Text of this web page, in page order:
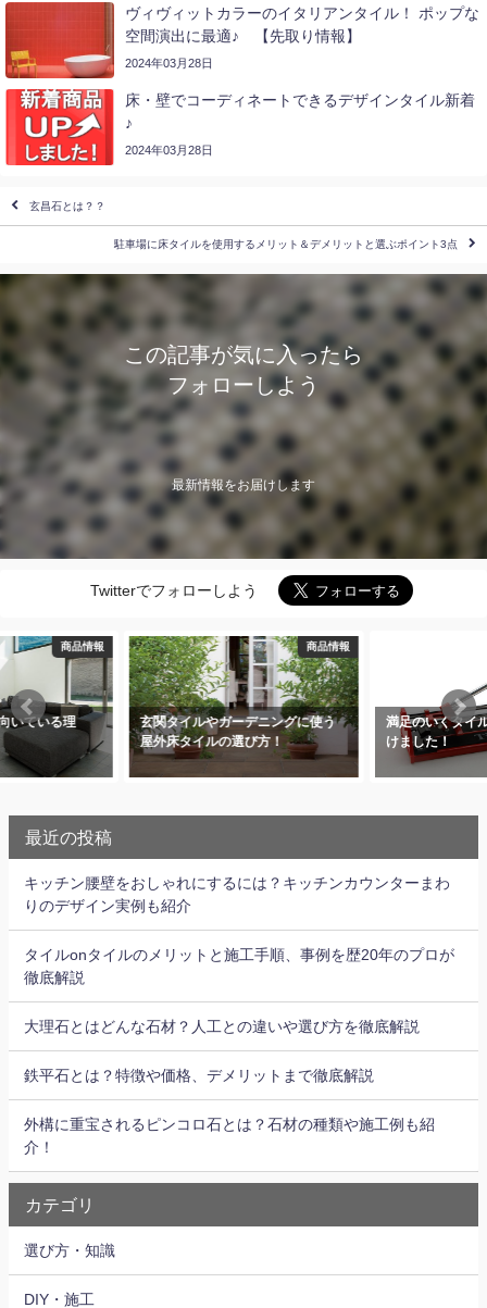
ヴィヴィットカラーのイタリアンタイル！ ポップな
空間演出に最適♪ 【先取り情報】
2024年03月28日
床・壁でコーディネートできるデザインタイル新着
♪
2024年03月28日
玄昌石とは？？
駐車場に床タイルを使用するメリット＆デメリットと選ぶポイント3点
この記事が気に入ったら
フォローしよう
最新情報をお届けします
Twitterでフォローしよう
商品情報
ガーデニングに使う
の選び方！
DIY・施工
満足のいくタイルカッターを見つ
けました！
リフォー
前に知っ
最近の投稿
キッチン腰壁をおしゃれにするには？キッチンカウンターまわ
りのデザイン実例も紹介
タイルonタイルのメリットと施工手順、事例を歴20年のプロが
徹底解説
大理石とはどんな石材？人工との違いや選び方を徹底解説
鉄平石とは？特徴や価格、デメリットまで徹底解説
外構に重宝されるピンコロ石とは？石材の種類や施工例も紹
介！
カテゴリ
選び方・知識
DIY・施工